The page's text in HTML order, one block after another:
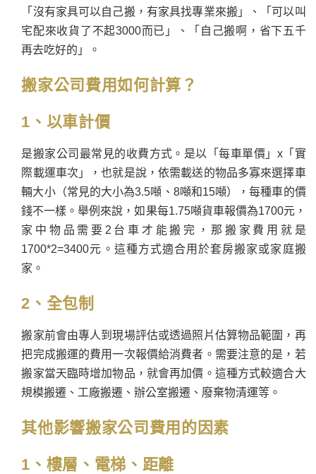
「沒有家具可以自己搬，有家具找專業來搬」、「可以叫
宅配來收貨了不起3000而已」、「自己搬啊，省下五千
再去吃好的」。
搬家公司費用如何計算？
1、以車計價
是搬家公司最常見的收費方式。是以「每車單價」x「實
際載運車次」，也就是說，依需載送的物品多寡來選擇車
輛大小（常見的大小為3.5噸、8噸和15噸），每種車的價
錢不一樣。舉例來說，如果每1.75噸貨車報價為1700元，
家中物品需要2台車才能搬完，那搬家費用就是
1700*2=3400元。這種方式適合用於套房搬家或家庭搬
家。
2、全包制
搬家前會由專人到現場評估或透過照片估算物品範圍，再
把完成搬運的費用一次報價給消費者。需要注意的是，若
搬家當天臨時增加物品，就會再加價。這種方式較適合大
規模搬遷、工廠搬遷、辦公室搬遷、廢棄物清運等。
其他影響搬家公司費用的因素
1、樓層、電梯、距離